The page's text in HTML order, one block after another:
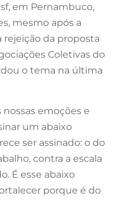
em Pernambuco,
mesmo após a
rejeição da proposta
Coletivas do
o tema na última
emoções e
um abaixo
ser assinado: o do
contra a escala
É esse abaixo
porque é do